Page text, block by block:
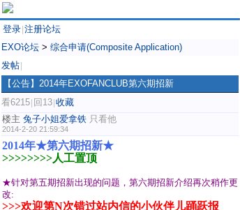
登录 注册论坛
EXO论坛 > 综合申请(Composite Application)
发帖
【公告】2014年EXOFANCLUB第六期招新
看6215 回13 收藏
楼主 兔子小姐爱拿铁 只看他
2014-2-20 21:59:34
2014年★第六期招新★
>>>>>>>>人工置顶
★针对第五期招新出现的问题，第六期招新介绍再次稍作更
改:
>>>欢迎第N次错过站内信的小伙伴儿踊跃报